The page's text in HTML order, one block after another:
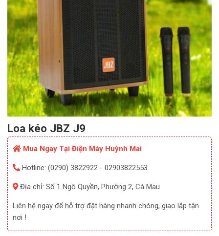
Loa kéo JBZ J9
Mua Ngay Tại Điện Máy Huỳnh Mai
Hotline: (0290) 3822922 - 02903822553
Địa chỉ: Số 1 Ngô Quyền, Phường 2, Cà Mau
Liên hệ ngay để hỗ trợ đặt hàng nhanh chóng, giao lắp tận
nơi !